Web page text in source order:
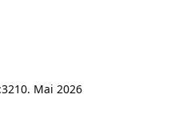
10. Mai 2026